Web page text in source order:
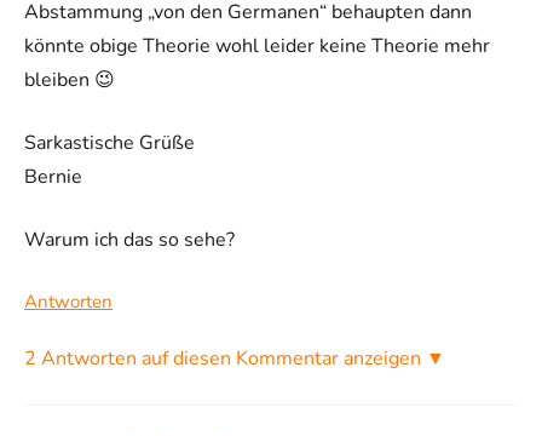
Abstammung „von den Germanen“ behaupten dann
könnte obige Theorie wohl leider keine Theorie mehr
bleiben 😉
Sarkastische Grüße
Bernie
Warum ich das so sehe?
Antworten
2 Antworten auf diesen Kommentar anzeigen ▼